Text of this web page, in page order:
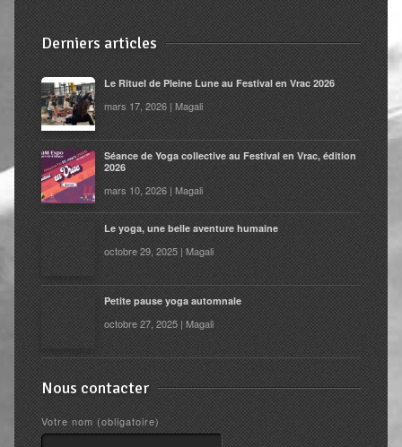
Contact
Derniers articles
Le Rituel de Pleine Lune au Festival en Vrac 2026
mars 17, 2026 | Magali
Séance de Yoga collective au Festival en Vrac, édition
2026
mars 10, 2026 | Magali
Le yoga, une belle aventure humaine
octobre 29, 2025 | Magali
Petite pause yoga automnale
octobre 27, 2025 | Magali
Nous contacter
Votre nom (obligatoire)